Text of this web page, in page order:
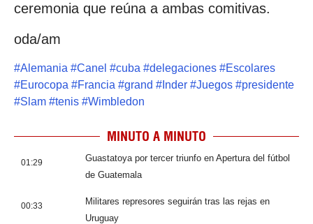
ceremonia que reúna a ambas comitivas.
oda/am
#Alemania #Canel #cuba #delegaciones #Escolares
#Eurocopa #Francia #grand # Inder #Juegos #presidente
#Slam #tenis #Wimbledon
MINUTO A MINUTO
01:29
Guastatoya por tercer triunfo en Apertura del fútbol
de Guatemala
00:33
Militares represores seguirán tras las rejas en
Uruguay